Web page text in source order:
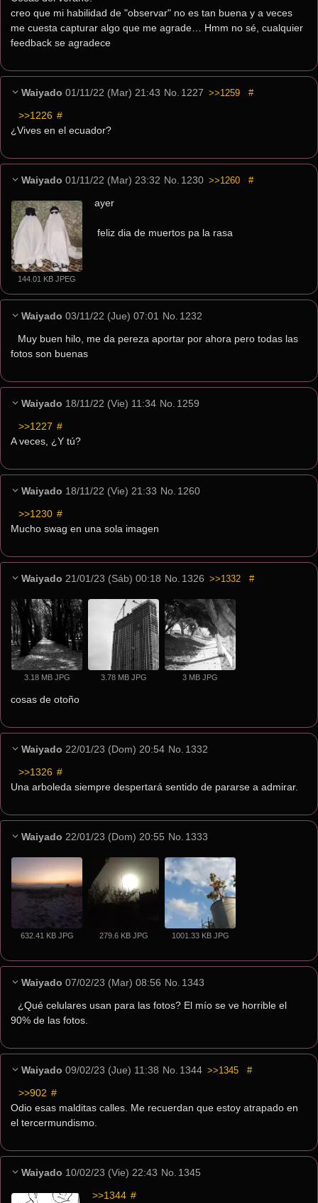
creo que mi habilidad de "observar" no es tan buena y a veces
me cuesta capturar algo que me agrade… Hmm no sé, cualquier
feedback se agradece
Waiyado 01/11/22 (Mar) 21:43 No. 1227 >>1259 #
>>1226 #
¿Vives en el ecuador?
Waiyado 01/11/22 (Mar) 23:32 No. 1230 >>1260 #
144.01 KB JPEG
ayer
feliz dia de muertos pa la rasa
Waiyado 03/11/22 (Jue) 07:01 No. 1232
Muy buen hilo, me da pereza aportar por ahora pero todas las
fotos son buenas
Waiyado 18/11/22 (Vie) 11:34 No. 1259
>>1227 #
A veces, ¿Y tú?
Waiyado 18/11/22 (Vie) 21:33 No. 1260
>>1230 #
Mucho swag en una sola imagen
Waiyado 21/01/23 (Sáb) 00:18 No. 1326 >>1332 #
3.18 MB JPG 3.78 MB JPG 3 MB JPG
cosas de otoño
Waiyado 22/01/23 (Dom) 20:54 No. 1332
>>1326 #
Una arboleda siempre despertará sentido de pararse a admirar.
Waiyado 22/01/23 (Dom) 20:55 No. 1333
632.41 KB JPG 279.6 KB JPG 1001.33 KB JPG
Waiyado 07/02/23 (Mar) 08:56 No. 1343
¿Qué celulares usan para las fotos? El mío se ve horrible el
90% de las fotos.
Waiyado 09/02/23 (Jue) 11:38 No. 1344 >>1345 #
>>902 #
Odio esas malditas calles. Me recuerdan que estoy atrapado en
el tercermundismo.
Waiyado 10/02/23 (Vie) 22:43 No. 1345
>>1344 #